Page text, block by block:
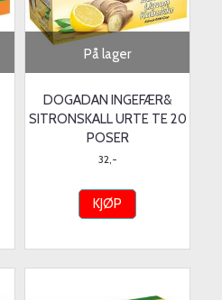
På lager
DOGADAN INGEFÆR&
SITRONSKALL URTE TE 20
POSER
32,-
KJØP